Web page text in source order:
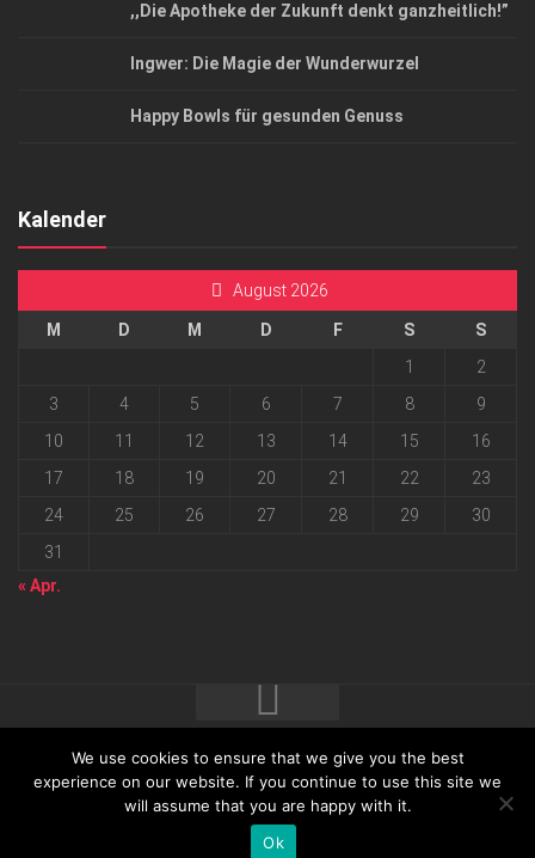
,,Die Apotheke der Zukunft denkt ganzheitlich!”
Ingwer: Die Magie der Wunderwurzel
Happy Bowls für gesunden Genuss
Kalender
August 2026
M D M D F S
S
1
2
3
4 5 6 7 8
9
10
11 12 13 14 15
16
17
18 19 20 21 22
23
24
25 26 27 28 29
30
31
« Apr.
2026 progressmedia Verlag & Werbeagentur GmbH • Bautzner
Landstraße 62 • 01324 Dresden
We use cookies to ensure that we give you the best
experience on our website. If you continue to use this site we
will assume that you are happy with it.
Ok